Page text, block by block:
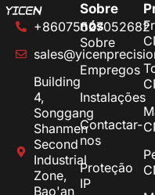
+86075527052682
Building
4,
Songgang
Shanmen
Second
Industrial
Zone,
Bao'an
Sobre
nós
Sobre
Empregos
Instalações
Contactar-
nos
Proteção
IP